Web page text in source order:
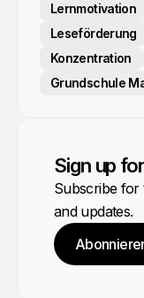
Lernmotivation
Leseförderung
Konzentration
Grundschule
Sign up
Subscribe for
and updates.